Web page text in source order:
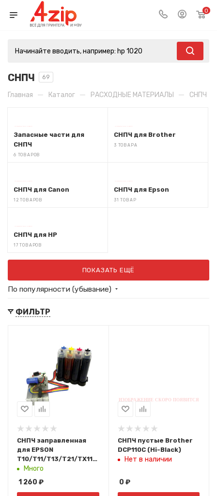
0
СНПЧ 69
Главная — Каталог — РАСХОДНЫЕ МАТЕРИАЛЫ — СНПЧ
Запасные части для
СНПЧ
6 ТОВАРОВ
СНПЧ для Brother
3 ТОВАРА
СНПЧ для Canon
12 ТОВАРОВ
СНПЧ для Epson
31 ТОВАР
СНПЧ для HP
17 ТОВАРОВ
ПОКАЗАТЬ ЕЩЁ
По популярности (убывание)
ФИЛЬТР
СНПЧ заправленная
для EPSON
T10/T11/T13/T21/TX110/TX111/TX210/TX200
(T1051-T1054) NG-
(Ninestar)
Много
1 260 ₽
СНПЧ пустые Brother
DCP110C (Hi-Black)
Нет в наличии
0 ₽